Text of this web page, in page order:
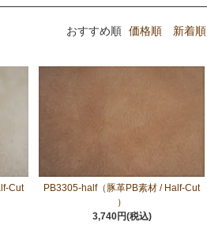
おすすめ順 価格順 新着順
Cut
PB3305-half（豚革PB素材 / Half-Cut
）
3,740円(税込)